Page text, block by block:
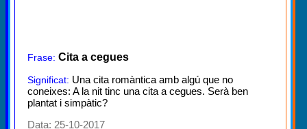
Frase: Cita a cegues
Significat: Una cita romàntica amb algú que no
coneixes: A la nit tinc una cita a cegues. Serà ben
plantat i simpàtic?
Data: 25-10-2017